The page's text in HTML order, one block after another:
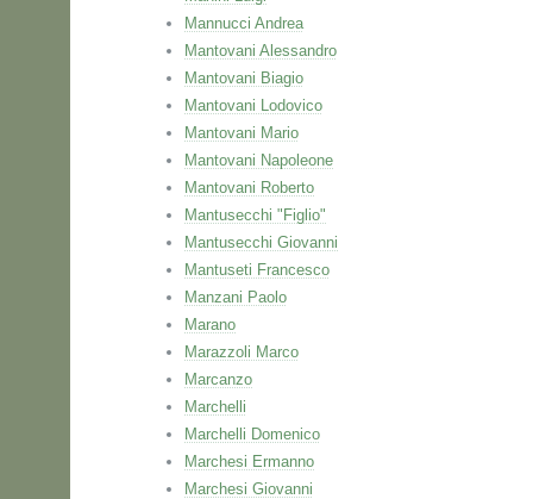
Mannucci Andrea
Mantovani Alessandro
Mantovani Biagio
Mantovani Lodovico
Mantovani Mario
Mantovani Napoleone
Mantovani Roberto
Mantusecchi "Figlio"
Mantusecchi Giovanni
Mantuseti Francesco
Manzani Paolo
Marano
Marazzoli Marco
Marcanzo
Marchelli
Marchelli Domenico
Marchesi Ermanno
Marchesi Giovanni